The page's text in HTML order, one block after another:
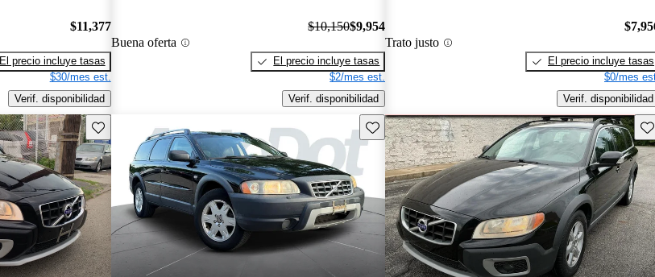
$11,377
El precio incluye tasas
$30/mes est.
Verif. disponibilidad
Buena oferta
$10,150$9,954
El precio incluye tasas
$2/mes est.
Verif. disponibilidad
Trato justo
El precio incluye tasas
$0/mes
Verif. disponibilidad
Guarda este Aviso Guarda este Aviso